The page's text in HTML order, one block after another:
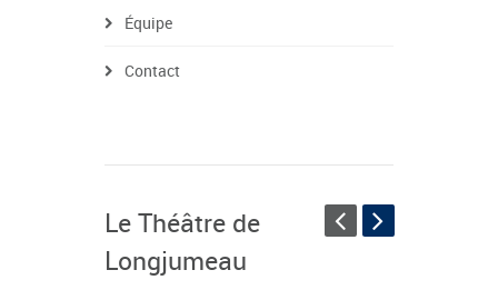
Équipe
Contact
Le Théâtre de
Longjumeau